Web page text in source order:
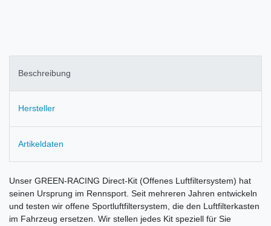
Beschreibung
Hersteller
Artikeldaten
Unser GREEN-RACING Direct-Kit (Offenes Luftfiltersystem) hat
seinen Ursprung im Rennsport. Seit mehreren Jahren entwickeln
und testen wir offene Sportluftfiltersystem, die den Luftfilterkasten
im Fahrzeug ersetzen. Wir stellen jedes Kit speziell für Sie